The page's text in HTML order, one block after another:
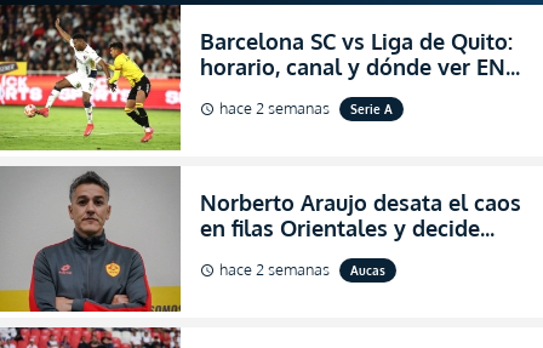
Barcelona SC vs Liga de Quito:
horario, canal y dónde ver EN
VIVO la Fecha 22 de la LigaPro
2026
schedule hace 2 semanas Serie A
Norberto Araujo desata el caos
en filas Orientales y decide
abandonar la dirección técnica
de Aucas
schedule hace 2 semanas Aucas